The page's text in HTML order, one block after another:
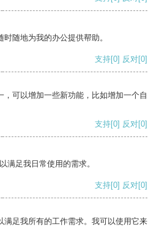
随地为我的办公提供帮助。
支持[0] 反对[0]
，可以增加一些新功能，比如增加一个自
支持[0] 反对[0]
满足我日常使用的需求。
支持[0] 反对[0]
满足我所有的工作需求。我可以使用它来